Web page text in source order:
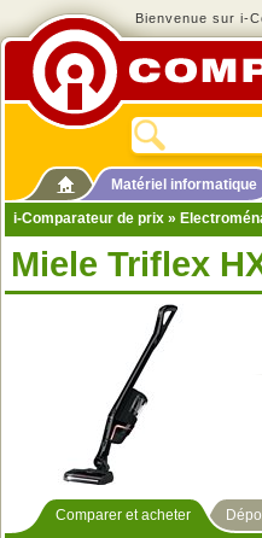
Bienvenue sur i-
Matériel informatique
i-Comparateur de prix »
Miele Triflex
Comparer et acheter